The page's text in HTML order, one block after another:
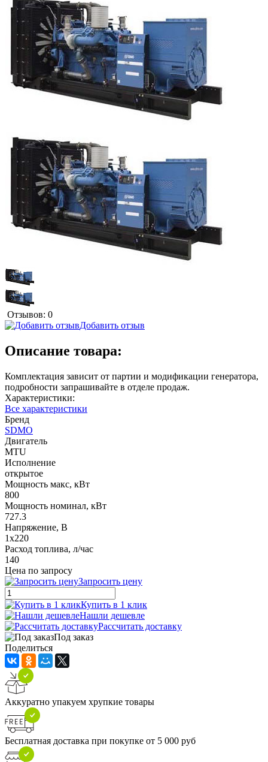
Отзывов: 0
Добавить отзыв
Описание товара:
Комплектация зависит от партии и модификации генератора,
подробности запрашивайте в отделе продаж.
Характеристики:
Все характеристики
Бренд
SDMO
Двигатель
MTU
Исполнение
открытое
Мощность макс, кВт
800
Мощность номинал, кВт
727.3
Напряжение, В
1x220
Расход топлива, л/час
140
Цена по запросу
Запросить цену
Купить в 1 клик
Нашли дешевле
Рассчитать доставку
Под заказ
Поделиться
Аккуратно упакуем хрупкие товары
Бесплатная доставка при покупке от 5 000 руб